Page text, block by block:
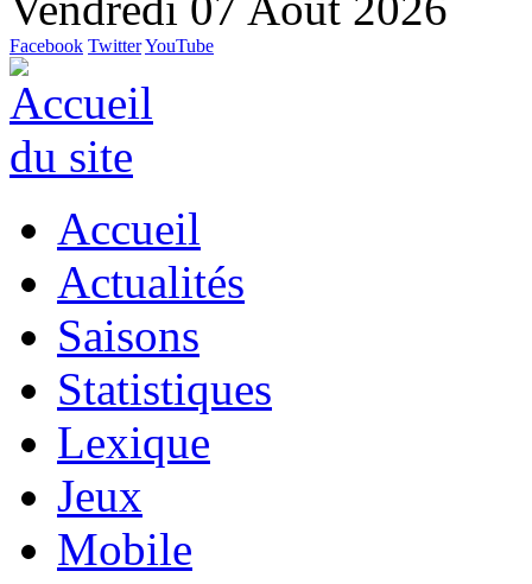
Facebook TwitterYouTube
Accueil
Actualités
Saisons
Statistiques
Lexique
Jeux
Mobile